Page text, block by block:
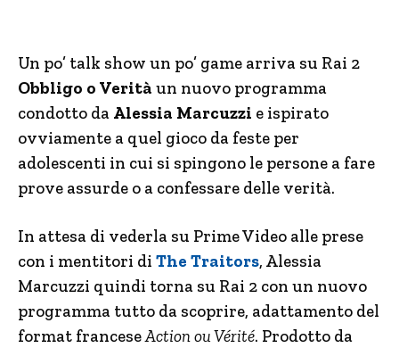
Un po’ talk show un po’ game arriva su Rai 2
Obbligo o Verità un nuovo programma
condotto da Alessia Marcuzzi e ispirato
ovviamente a quel gioco da feste per
adolescenti in cui si spingono le persone a fare
prove assurde o a confessare delle verità.
In attesa di vederla su Prime Video alle prese
con i mentitori di The Traitors, Alessia
Marcuzzi quindi torna su Rai 2 con un nuovo
programma tutto da scoprire, adattamento del
format franceseAction ou Vérité. Prodotto da